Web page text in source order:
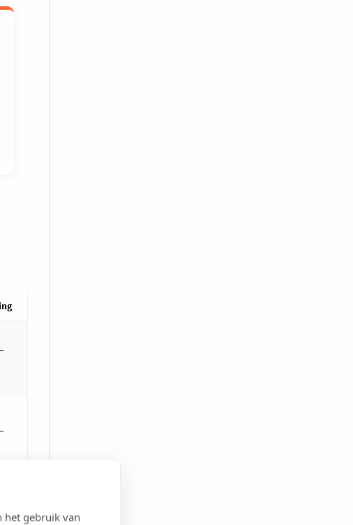
het gebruik van